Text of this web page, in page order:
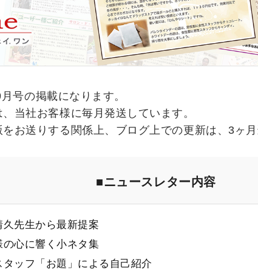
号の掲載になります。
当社お客様に毎月発送しています。
お送りする関係上、ブログ上での更新は、3ヶ月
■ニュースレター内容
久先生から最新提案
の心に響く小ネタ集
タッフ「お題」による自己紹介